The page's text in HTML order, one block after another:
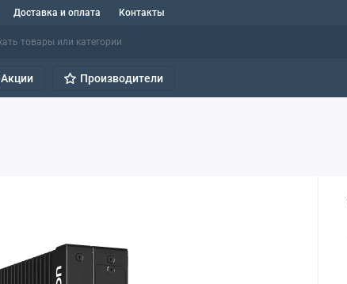
Доставка и оплата Контакты
Акции Производители